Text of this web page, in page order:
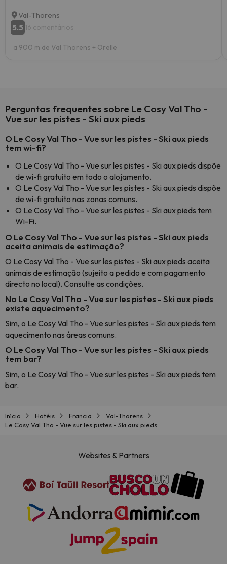
Val-Thorens
5.5 16 comentários
a 900 m de Val Thorens + Orelle
Perguntas frequentes sobre Le Cosy Val Tho -
Vue sur les pistes - Ski aux pieds
O Le Cosy Val Tho - Vue sur les pistes - Ski aux pieds
tem wi-fi?
O Le Cosy Val Tho - Vue sur les pistes - Ski aux pieds dispõe
de wi-fi gratuito em todo o alojamento.
O Le Cosy Val Tho - Vue sur les pistes - Ski aux pieds dispõe
de wi-fi gratuito nas zonas comuns.
O Le Cosy Val Tho - Vue sur les pistes - Ski aux pieds tem
Wi-Fi.
O Le Cosy Val Tho - Vue sur les pistes - Ski aux pieds
aceita animais de estimação?
O Le Cosy Val Tho - Vue sur les pistes - Ski aux pieds aceita
animais de estimação (sujeito a pedido e com pagamento
directo no local). Consulte as condições.
No Le Cosy Val Tho - Vue sur les pistes - Ski aux pieds
existe aquecimento?
Sim, o Le Cosy Val Tho - Vue sur les pistes - Ski aux pieds tem
aquecimento nas áreas comuns.
O Le Cosy Val Tho - Vue sur les pistes - Ski aux pieds
tem bar?
Sim, o Le Cosy Val Tho - Vue sur les pistes - Ski aux pieds tem
bar.
Início Hotéis Francia
Val-Thorens
Le Cosy Val Tho - Vue sur les pistes - Ski aux pieds
Websites & Partners